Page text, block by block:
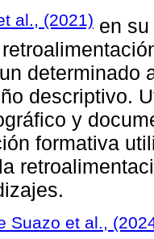
al., (2021) en
determinado
descriptivo.
y
formativa
Suazo et al.,